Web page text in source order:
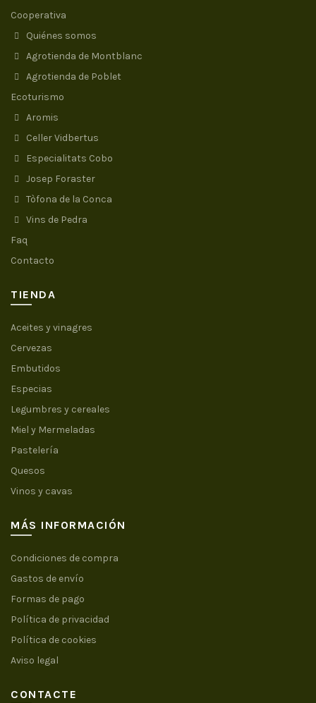
Cooperativa
Quiénes somos
Agrotienda de Montblanc
Agrotienda de Poblet
Ecoturismo
Aromis
Celler Vidbertus
Especialitats Cobo
Josep Foraster
Tòfona de la Conca
Vins de Pedra
Faq
Contacto
TIENDA
Aceites y vinagres
Cervezas
Embutidos
Especias
Legumbres y cereales
Miel y Mermeladas
Pastelería
Quesos
Vinos y cavas
MÁS INFORMACIÓN
Condiciones de compra
Gastos de envío
Formas de pago
Política de privacidad
Política de cookies
Aviso legal
CONTACTE